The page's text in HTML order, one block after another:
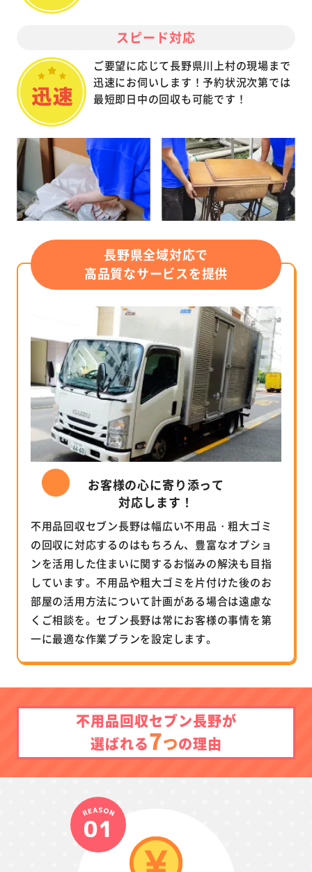
スピード対応
ご要望に応じて長野県川上村の現場まで
迅速にお伺いします！予約状況次第では
最短即日中の回収も可能です！
長野県全域対応で
高品質なサービスを提供
お客様の心に寄り添って
対応します！
不用品回収セブン長野は幅広い不用品・粗大ゴミ
の回収に対応するのはもちろん、豊富なオプショ
ンを活用した住まいに関するお悩みの解決も目指
しています。不用品や粗大ゴミを片付けた後のお
部屋の活用方法について計画がある場合は遠慮な
くご相談を。セブン長野は常にお客様の事情を第
一に最適な作業プランを設定します。
不用品回収セブン長野が
選ばれる7つの理由